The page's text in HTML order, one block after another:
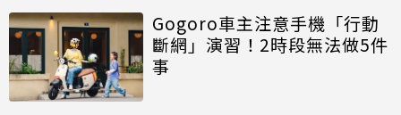
Gogoro車主注意手機「行動
斷網」演習！2時段無法做5件
事